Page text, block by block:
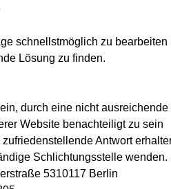
schnellstmöglich zu bearbeiten
Lösung zu finden.
durch eine nicht ausreichende
Website benachteiligt zu sein
Antwort
Schlichtungsstelle wenden.
5310117 Berlin